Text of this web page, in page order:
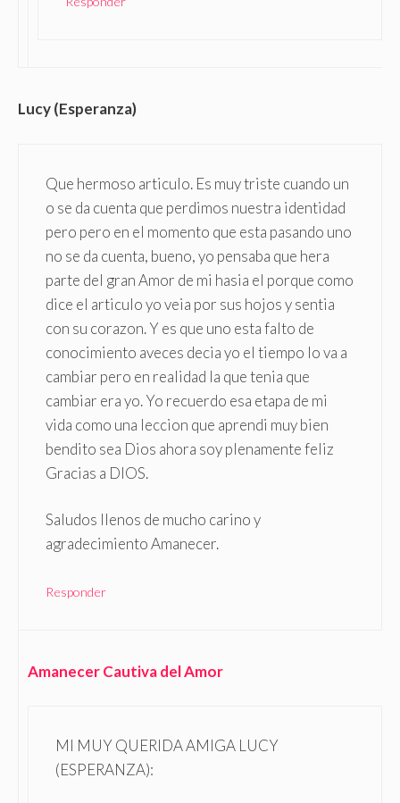
Lucy (Esperanza)
Que hermoso articulo. Es muy triste cuando un
o se da cuenta que perdimos nuestra identidad
pero pero en el momento que esta pasando uno
no se da cuenta, bueno, yo pensaba que hera
parte del gran Amor de mi hasia el porque como
dice el articulo yo veia por sus hojos y sentia
con su corazon. Y es que uno esta falto de
conocimiento aveces decia yo el tiempo lo va a
cambiar pero en realidad la que tenia que
cambiar era yo. Yo recuerdo esa etapa de mi
vida como una leccion que aprendi muy bien
bendito sea Dios ahora soy plenamente feliz
Gracias a DIOS.
Saludos llenos de mucho carino y
agradecimiento Amanecer.
Responder
Amanecer Cautiva del Amor
MI MUY QUERIDA AMIGA LUCY
(ESPERANZA):